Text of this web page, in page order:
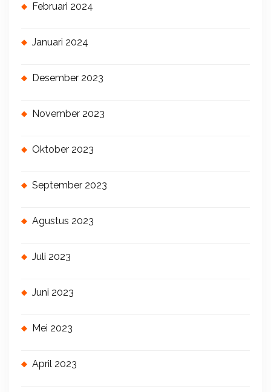
Februari 2024
Januari 2024
Desember 2023
November 2023
Oktober 2023
September 2023
Agustus 2023
Juli 2023
Juni 2023
Mei 2023
April 2023